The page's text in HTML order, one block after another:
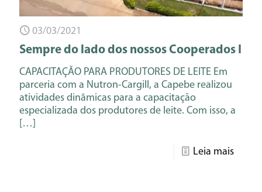
03/03/2021
Sempre do lado dos nossos Cooperados I
CAPACITAÇÃO PARA PRODUTORES DE LEITE Em
parceria com a Nutron-Cargill, a Capebe realizou
atividades dinâmicas para a capacitação
especializada dos produtores de leite. Com isso, a
[…]
Leia mais